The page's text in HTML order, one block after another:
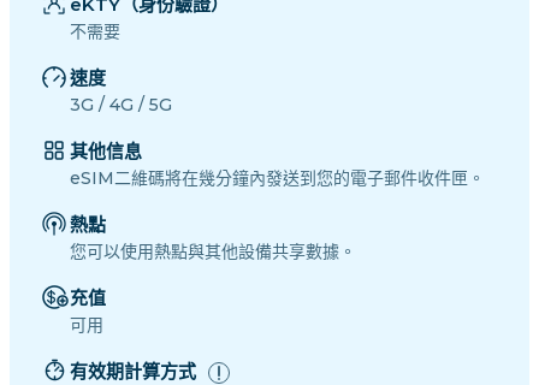
eKTY（身份驗證）
不需要
速度
3G / 4G / 5G
其他信息
eSIM二維碼將在幾分鐘內發送到您的電子郵件收件匣。
熱點
您可以使用熱點與其他設備共享數據。
充值
可用
有效期計算方式